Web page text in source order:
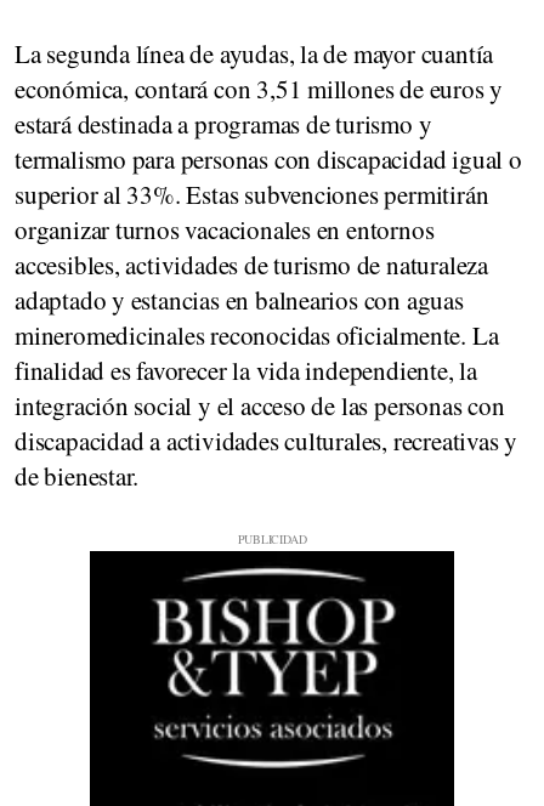
La segunda línea de ayudas, la de mayor cuantía
económica, contará con 3,51 millones de euros y
estará destinada a programas de turismo y
termalismo para personas con discapacidad igual o
superior al 33%. Estas subvenciones permitirán
organizar turnos vacacionales en entornos
accesibles, actividades de turismo de naturaleza
adaptado y estancias en balnearios con aguas
mineromedicinales reconocidas oficialmente. La
finalidad es favorecer la vida independiente, la
integración social y el acceso de las personas con
discapacidad a actividades culturales, recreativas y
de bienestar.